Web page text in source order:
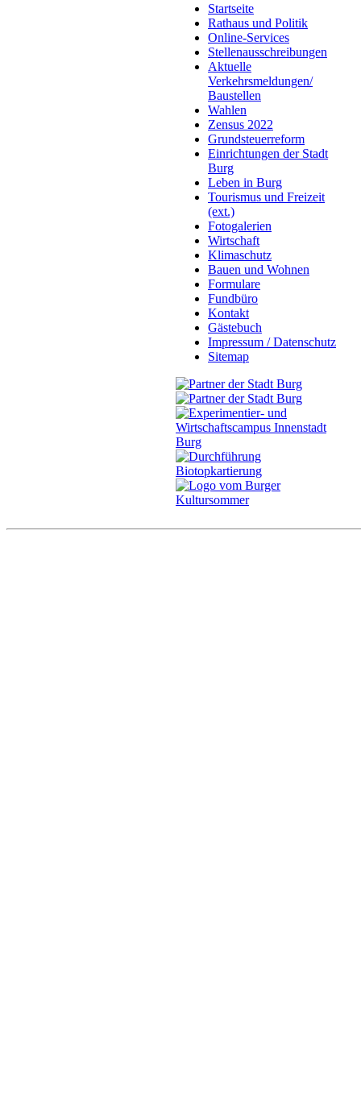
Startseite
Rathaus und Politik
Online-Services
Stellenausschreibungen
Aktuelle
Verkehrsmeldungen/
Baustellen
Wahlen
Zensus 2022
Grundsteuerreform
Einrichtungen der Stadt
Burg
Leben in Burg
Tourismus und Freizeit
(ext.)
Fotogalerien
Wirtschaft
Klimaschutz
Bauen und Wohnen
Formulare
Fundbüro
Kontakt
Gästebuch
Impressum / Datenschutz
Sitemap